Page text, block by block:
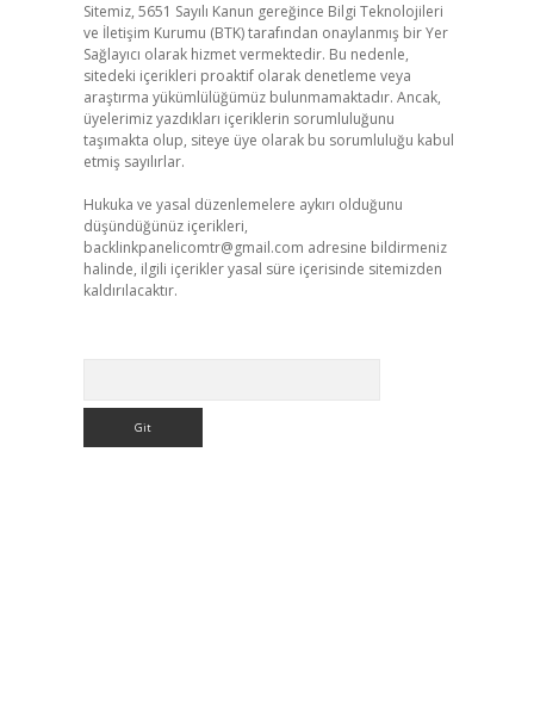
Sitemiz, 5651 Sayılı Kanun gereğince Bilgi Teknolojileri
ve İletişim Kurumu (BTK) tarafından onaylanmış bir Yer
Sağlayıcı olarak hizmet vermektedir. Bu nedenle,
sitedeki içerikleri proaktif olarak denetleme veya
araştırma yükümlülüğümüz bulunmamaktadır. Ancak,
üyelerimiz yazdıkları içeriklerin sorumluluğunu
taşımakta olup, siteye üye olarak bu sorumluluğu kabul
etmiş sayılırlar.
Hukuka ve yasal düzenlemelere aykırı olduğunu
düşündüğünüz içerikleri,
backlinkpanelicomtr@gmail.com adresine bildirmeniz
halinde, ilgili içerikler yasal süre içerisinde sitemizden
kaldırılacaktır.